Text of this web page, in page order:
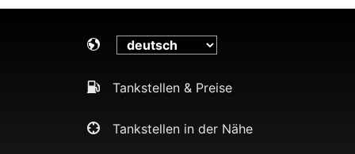
Tankstellen & Preise
Tankstellen in der Nähe